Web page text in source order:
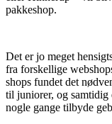
pakkeshop.
Det er jo meget
fra forskellige
shops fundet det
til juniorer, og samtidig
nogle gange tilbyde